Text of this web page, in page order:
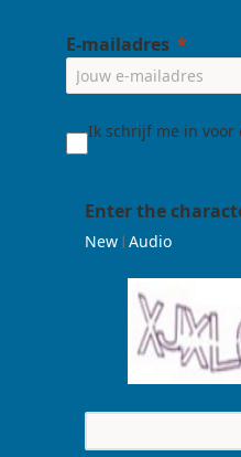
E-mailadres
Ik schrijf me in voor
Enter the
New | Audio